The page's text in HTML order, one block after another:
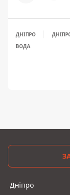
ДНІПРО
ВОДА
Дніпро